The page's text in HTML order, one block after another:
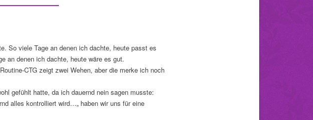
So viele Tage an denen ich dachte, heute passt es
an denen ich dachte, heute wäre es gut.
CTG zeigt zwei Wehen, aber die merke ich noch
gefühlt hatte, da ich dauernd nein sagen musste:
alles kontrolliert wird…„ haben wir uns für eine